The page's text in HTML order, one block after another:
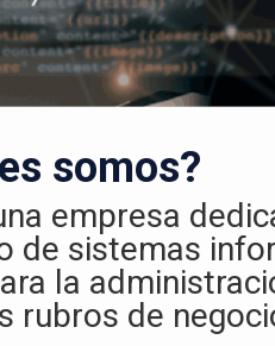
somos?
empresa
de sistemas
la
rubros de